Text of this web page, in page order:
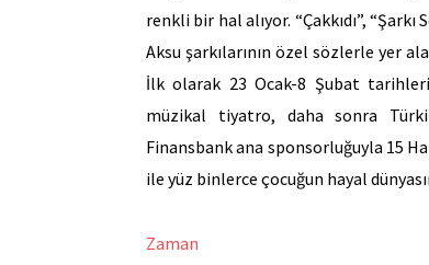
renkli bir hal alıyor. “Çakkıdı”,
Aksu şarkılarının özel sözlerle yer
İlk olarak 23 Ocak-8 Şubat
müzikal tiyatro, daha sonra
Finansbank ana sponsorluğuyla 15
ile yüz binlerce çocuğun hayal
Zaman